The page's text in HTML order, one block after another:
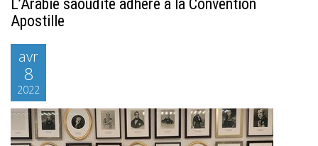
L’Arabie saoudite adhère à la Convention
Apostille
avr
8
2022